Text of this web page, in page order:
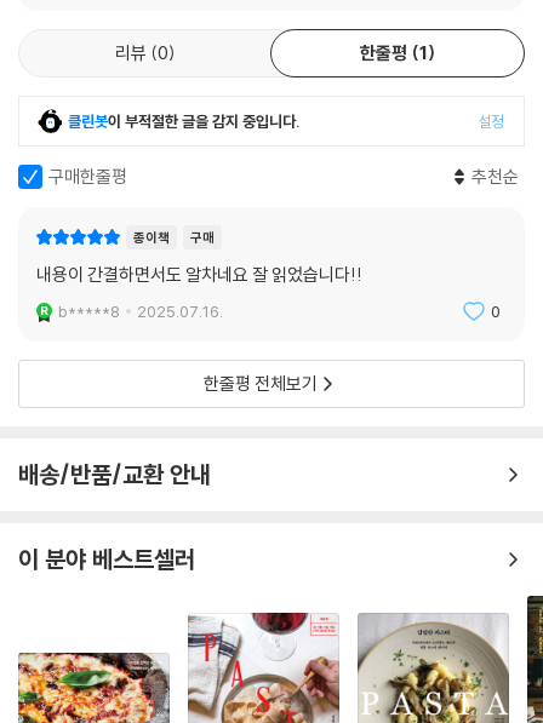
리뷰 0 한줄평 1
클린봇이 부적절한 글을 감지 중입니다. 설정
구매한줄평 추천순
종이책 구매
내용이 간결하면서도 알차네요 잘 읽었습니다!!
b*****8 2025.07.16. 0
한줄평 전체보기
배송/반품/교환 안내
이 분야 베스트셀러